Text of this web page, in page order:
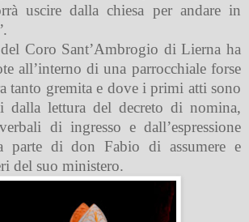
uscire dalla chiesa per andare in
Coro Sant’Ambrogio di Lierna ha
all’interno di una parrocchiale forse
tanto gremita e dove i primi atti sono
dalla lettura del decreto di nomina,
di ingresso e dall’espressione
parte di don Fabio di assumere e
del suo ministero.